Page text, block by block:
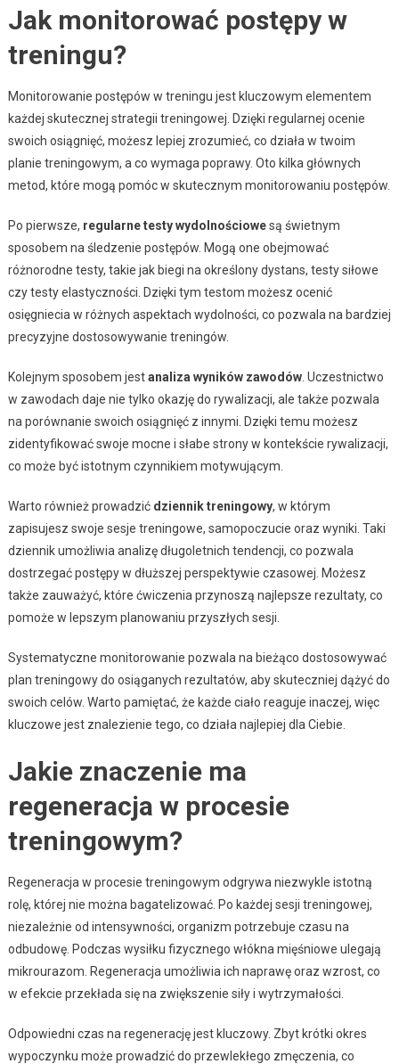
Jak monitorować postępy w
treningu?
Monitorowanie postępów w treningu jest kluczowym elementem
każdej skutecznej strategii treningowej. Dzięki regularnej ocenie
swoich osiągnięć, możesz lepiej zrozumieć, co działa w twoim
planie treningowym, a co wymaga poprawy. Oto kilka głównych
metod, które mogą pomóc w skutecznym monitorowaniu postępów.
Po pierwsze, regularne testy wydolnościowesą świetnym
sposobem na śledzenie postępów. Mogą one obejmować
różnorodne testy, takie jak biegi na określony dystans, testy siłowe
czy testy elastyczności. Dzięki tym testom możesz ocenić
osięgniecia w różnych aspektach wydolności, co pozwala na bardziej
precyzyjne dostosowywanie treningów.
Kolejnym sposobem jestanaliza wyników zawodów. Uczestnictwo
w zawodach daje nie tylko okazję do rywalizacji, ale także pozwala
na porównanie swoich osiągnięć z innymi. Dzięki temu możesz
zidentyfikować swoje mocne i słabe strony w kontekście rywalizacji,
co może być istotnym czynnikiem motywującym.
Warto również prowadzić dziennik treningowy, w którym
zapisujesz swoje sesje treningowe, samopoczucie oraz wyniki. Taki
dziennik umożliwia analizę długoletnich tendencji, co pozwala
dostrzegać postępy w dłuższej perspektywie czasowej. Możesz
także zauważyć, które ćwiczenia przynoszą najlepsze rezultaty, co
pomoże w lepszym planowaniu przyszłych sesji.
Systematyczne monitorowanie pozwala na bieżąco dostosowywać
plan treningowy do osiąganych rezultatów, aby skuteczniej dążyć do
swoich celów. Warto pamiętać, że każde ciało reaguje inaczej, więc
kluczowe jest znalezienie tego, co działa najlepiej dla Ciebie.
Jakie znaczenie ma
regeneracja w procesie
treningowym?
Regeneracja w procesie treningowym odgrywa niezwykle istotną
rolę, której nie można bagatelizować. Po każdej sesji treningowej,
niezależnie od intensywności, organizm potrzebuje czasu na
odbudowę. Podczas wysiłku fizycznego włókna mięśniowe ulegają
mikrourazom. Regeneracja umożliwia ich naprawę oraz wzrost, co
w efekcie przekłada się na zwiększenie siły i wytrzymałości.
Odpowiedni czas na regenerację jest kluczowy. Zbyt krótki okres
wypoczynku może prowadzić do przewlekłego zmęczenia, co